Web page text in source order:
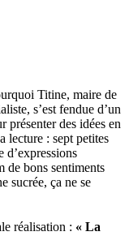
Titine, maire de
s’est fendue d’un
présenter des idées en
lecture : sept petites
d’expressions
de bons sentiments
sucrée, ça ne se
réalisation : « La